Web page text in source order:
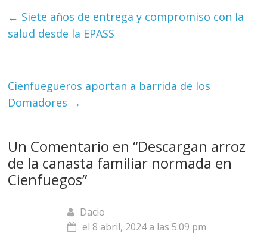
← Siete años de entrega y compromiso con la
salud desde la EPASS
Cienfuegueros aportan a barrida de los
Domadores →
Un Comentario en “Descargan arroz
de la canasta familiar normada en
Cienfuegos”
Dacio
el 8 abril, 2024 a las 5:09 pm